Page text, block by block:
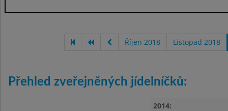
Říjen 2018 Listopad 2018
Přehled zveřejněných jídelníčků:
2014: